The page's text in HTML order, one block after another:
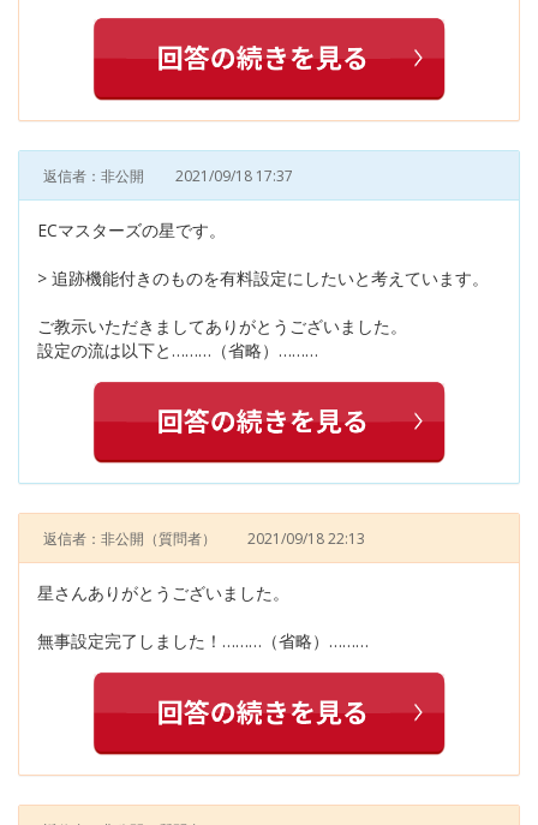
返信者：非公開 2021/09/18 17:37
ECマスターズの星です。
> 追跡機能付きのものを有料設定にしたいと考えています。
ご教示いただきましてありがとうございました。
設定の流は以下と………（省略）………
返信者：非公開 （質問者） 2021/09/18 22:13
星さんありがとうございました。
無事設定完了しました！………（省略）………